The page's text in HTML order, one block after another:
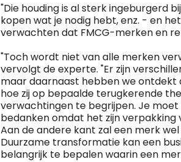
"Die houding is al sterk ingeburgerd
kopen wat je nodig hebt, enz. - en
verwachten dat FMCG-merken en
"Toch wordt niet van alle merken
vervolgt de experte. "Er zijn
maar daarnaast hebben we
hoe zij op bepaalde terugkerende
verwachtingen te begrijpen. Je
bedanken omdat het zijn
Aan de andere kant zal een merk
Duurzame transformatie kan een
belangrijk te bepalen waarin een